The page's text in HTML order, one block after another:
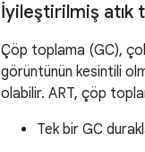
İyileştirilmiş atık
Çöp toplama (GC),
görüntünün kesintili
olabilir. ART, çöp
Tek bir GC